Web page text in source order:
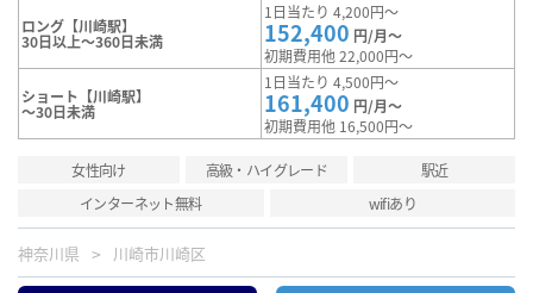
ロング【川崎駅】
30日以上～360日未満
1日当たり 4,200円～
152,400 円/月～
初期費用他 22,000円～
ショート【川崎駅】
～30日未満
1日当たり 4,500円～
161,400 円/月～
初期費用他 16,500円～
女性向け 高級・ハイグレード
駅近
インターネット無料
wifiあり
神奈川県 川崎市川崎区